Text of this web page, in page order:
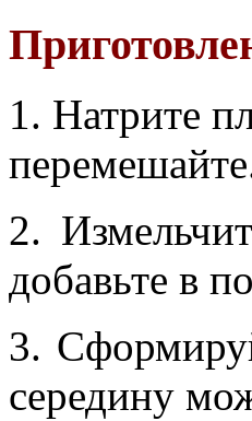
1. Натрите
2.
добавьте в
3.
середину